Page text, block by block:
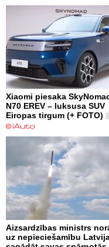
Xiaomi piesaka
N70 EREV – luksusa SUV
Eiropas tirgum (+ FOTO)
Aizsardzības ministrs
uz nepieciešamību